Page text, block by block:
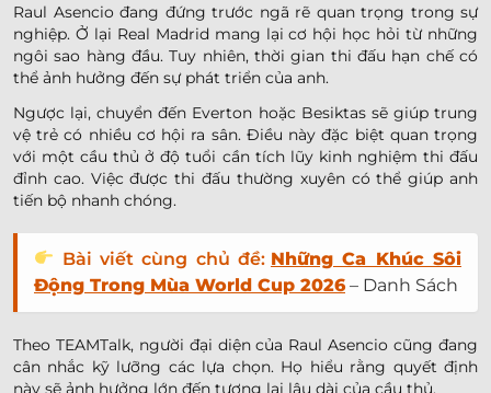
Raul Asencio đang đứng trước ngã rẽ quan trọng trong sự
nghiệp. Ở lại Real Madrid mang lại cơ hội học hỏi từ những
ngôi sao hàng đầu. Tuy nhiên, thời gian thi đấu hạn chế có
thể ảnh hưởng đến sự phát triển của anh.
Ngược lại, chuyển đến Everton hoặc Besiktas sẽ giúp trung
vệ trẻ có nhiều cơ hội ra sân. Điều này đặc biệt quan trọng
với một cầu thủ ở độ tuổi cần tích lũy kinh nghiệm thi đấu
đỉnh cao. Việc được thi đấu thường xuyên có thể giúp anh
tiến bộ nhanh chóng.
Bài viết cùng chủ đề: Những Ca Khúc Sôi
Động Trong Mùa World Cup 2026 – Danh Sách
Theo TEAMTalk, người đại diện của Raul Asencio cũng đang
cân nhắc kỹ lưỡng các lựa chọn. Họ hiểu rằng quyết định
này sẽ ảnh hưởng lớn đến tương lai lâu dài của cầu thủ.